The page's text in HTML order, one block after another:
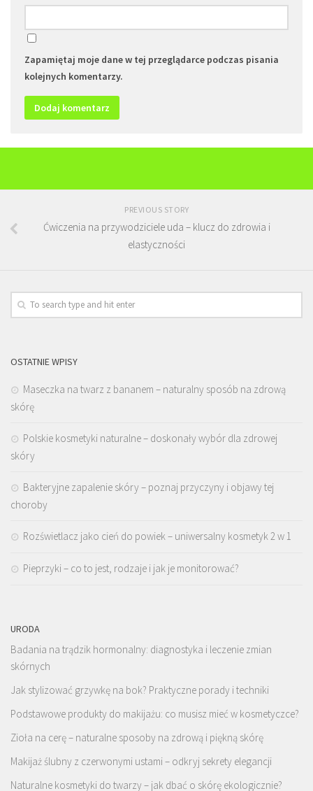
Zapamiętaj moje dane w tej przeglądarce podczas pisania
kolejnych komentarzy.
PREVIOUS STORY
Ćwiczenia na przywodziciele uda – klucz do zdrowia i
elastyczności
OSTATNIE WPISY
Maseczka na twarz z bananem – naturalny sposób na zdrową
skórę
Polskie kosmetyki naturalne – doskonały wybór dla zdrowej
skóry
Bakteryjne zapalenie skóry – poznaj przyczyny i objawy tej
choroby
Rozświetlacz jako cień do powiek – uniwersalny kosmetyk 2 w 1
Pieprzyki – co to jest, rodzaje i jak je monitorować?
URODA
Badania na trądzik hormonalny: diagnostyka i leczenie zmian
skórnych
Jak stylizować grzywkę na bok? Praktyczne porady i techniki
Podstawowe produkty do makijażu: co musisz mieć w kosmetyczce?
Zioła na cerę – naturalne sposoby na zdrową i piękną skórę
Makijaż ślubny z czerwonymi ustami – odkryj sekrety elegancji
Naturalne kosmetyki do twarzy – jak dbać o skórę ekologicznie?